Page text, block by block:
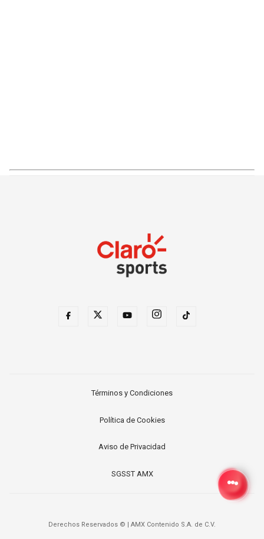
Términos y Condiciones
Política de Cookies
Aviso de Privacidad
SGSST AMX
Derechos Reservados © AMX Contenido S.A. de C.V.